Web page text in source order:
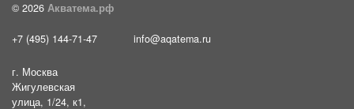
© 2026 Акватема.рф
+7 (495) 144-71-47 info@aqatema.ru
г. Москва
Жигулевская
улица, 1/24, к1,